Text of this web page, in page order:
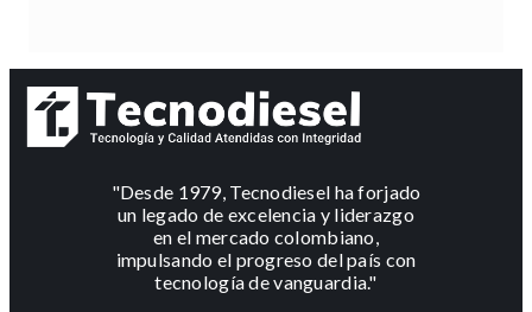
"Desde 1979, Tecnodiesel ha forjado
un legado de excelencia y liderazgo
en el mercado colombiano,
impulsando el progreso del país con
tecnología de vanguardia."